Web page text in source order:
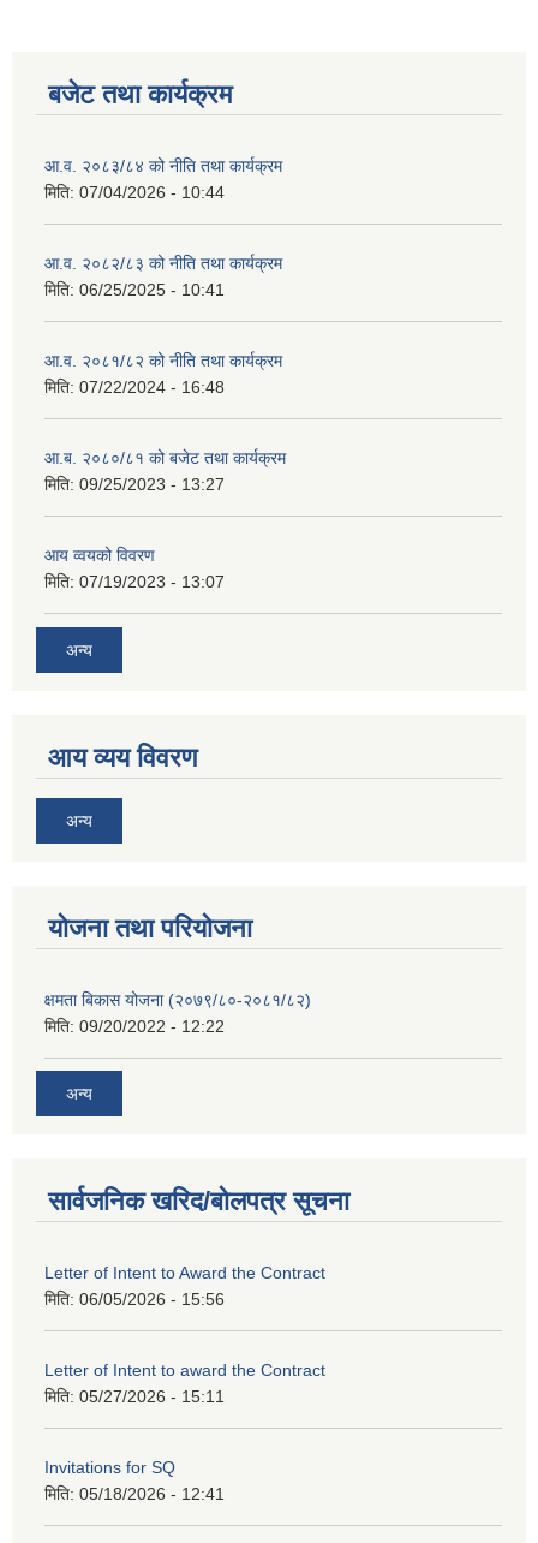
बजेट तथा कार्यक्रम
आ.व. २०८३/८४ को नीति तथा कार्यक्रम
मिति: 07/04/2026 - 10:44
आ.व. २०८२/८३ को नीति तथा कार्यक्रम
मिति: 06/25/2025 - 10:41
आ.व. २०८१/८२ को नीति तथा कार्यक्रम
मिति: 07/22/2024 - 16:48
आ.ब. २०८०/८१ को बजेट तथा कार्यक्रम
मिति: 09/25/2023 - 13:27
आय व्वयको विवरण
मिति: 07/19/2023 - 13:07
अन्य
आय व्यय विवरण
अन्य
याेजना तथा परियाेजना
क्षमता बिकास योजना (२०७९/८०-२०८१/८२)
मिति: 09/20/2022 - 12:22
अन्य
सार्वजनिक खरिद/बोलपत्र सूचना
Letter of Intent to Award the Contract
मिति: 06/05/2026 - 15:56
Letter of Intent to award the Contract
मिति: 05/27/2026 - 15:11
Invitations for SQ
मिति: 05/18/2026 - 12:41